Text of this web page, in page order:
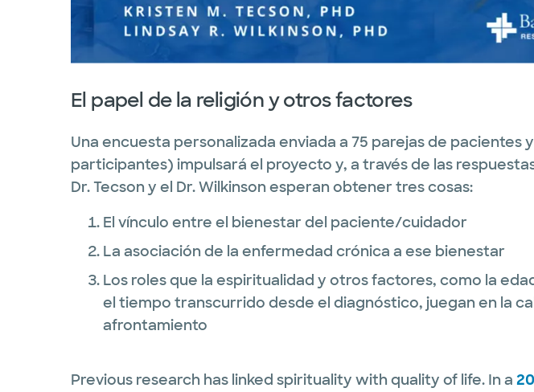
El papel de la religión y otros factores
Una encuesta personalizada enviada a 75 parejas de pacientes
participantes) impulsará el proyecto y, a través de las
Dr. Tecson y el Dr. Wilkinson esperan obtener tres cosas:
El vínculo entre el bienestar del paciente/cuidador
La asociación de la enfermedad crónica a ese bienestar
Los roles que la espiritualidad y otros factores, como la
el tiempo transcurrido desde el diagnóstico, juegan en la
afrontamiento
Previous research has linked spirituality with quality of life. In a